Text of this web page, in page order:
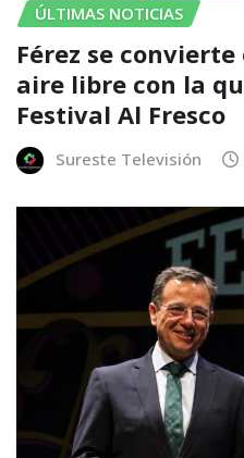
ÚLTIMAS NOTICIAS
Férez se
aire libre con la
Festival Al Fresco
Sureste Televisión